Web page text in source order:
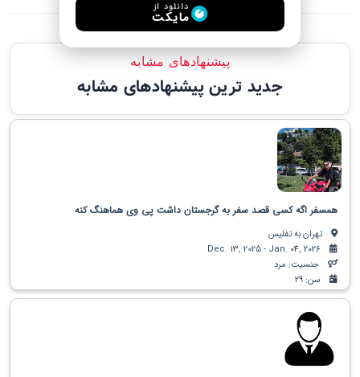
پیشنهادهای مشابه
جدید ترین پیشنهادهای مشابه
همسفر اگه کسی قصد سفر به گرجستان داشت پی وی هماهنگ کنه
تهران به تفلیس
دانلود از
مایکت